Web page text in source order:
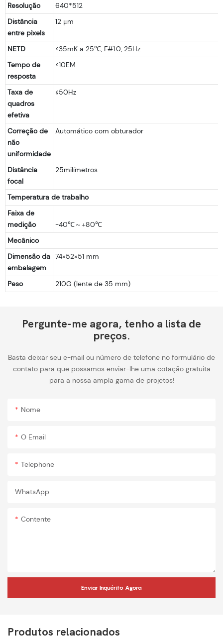
Resolução
640*512
Distância
entre pixels
12 μm
NETD
<35mK a 25℃, F#1.0, 25Hz
Tempo de
resposta
<10EM
Taxa de
quadros
efetiva
≤50Hz
Correção de
não
uniformidade
Automático com obturador
Distância
focal
25milímetros
Temperatura de trabalho
Faixa de
medição
Mecânico
Dimensão da
embalagem
74×52×51 mm
Peso 210G (lente de 35 mm)
Pergunte-me agora, tenho a lista de
preços.
Basta deixar seu e-mail ou número de telefone no formulário de
contato para que possamos enviar-lhe uma cotação gratuita
para a nossa ampla gama de projetos!
Nome
O Email
Telephone
WhatsApp
Contente
Enviar Inquérito Agora
Produtos relacionados